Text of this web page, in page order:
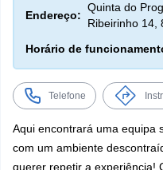
Endereço:
Quinta do
Ribeirinho 14,
Horário de
Telefone
Aqui encontrará uma equipa
com um ambiente
querer repetir a experiência!